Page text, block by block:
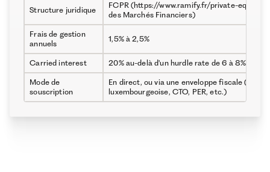
Structure juridique
FCPR (https://www.ramify.fr/private-equity/
des Marchés Financiers)
Frais de gestion
annuels
1,5% à 2,5%
Carried interest 20% au-delà d'un hurdle rate de 6 à 8%
Mode de
souscription
En direct, ou via une enveloppe fiscale
luxembourgeoise, CTO, PER, etc.)